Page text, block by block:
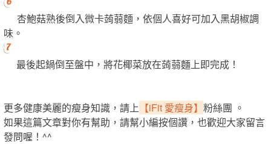
杏鮑菇熟後倒入微卡蒟蒻麵，依個人喜好可加入黑胡椒調
味。
最後起鍋倒至盤中，將花椰菜放在蒟蒻麵上即完成！
更多健康美麗的瘦身知識，請上 【iFit 愛瘦身】 粉絲團 。
如果這篇文章對你有幫助，請幫小編按個讚，也歡迎大家留言
發問喔！^^